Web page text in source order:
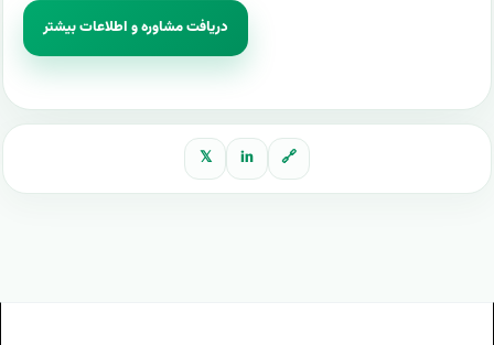
دریافت مشاوره و اطلاعات بیشتر
🔗
in
𝕏